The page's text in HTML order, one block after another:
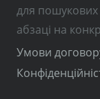
для
абзаці на
Умови